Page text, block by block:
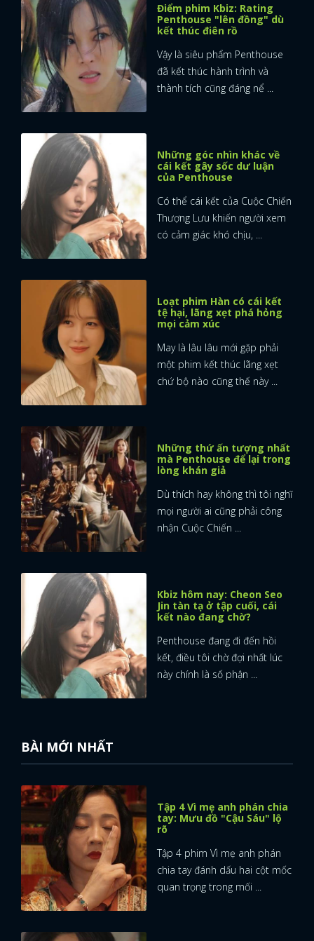
Điểm phim Kbiz: Rating
Penthouse "lên đồng" dù
kết thúc điên rồ
Vậy là siêu phẩm Penthouse
đã kết thúc hành trình và
thành tích cũng đáng nể ...
Những góc nhìn khác về
cái kết gây sốc dư luận
của Penthouse
Có thể cái kết của Cuộc Chiến
Thượng Lưu khiến người xem
có cảm giác khó chịu, ...
Loạt phim Hàn có cái kết
tệ hại, lãng xẹt phá hỏng
mọi cảm xúc
May là lâu lâu mới gặp phải
một phim kết thúc lãng xẹt
chứ bộ nào cũng thế này ...
Những thứ ấn tượng nhất
mà Penthouse để lại trong
lòng khán giả
Dù thích hay không thì tôi nghĩ
mọi người ai cũng phải công
nhận Cuộc Chiến ...
Kbiz hôm nay: Cheon Seo
Jin tàn tạ ở tập cuối, cái
kết nào đang chờ?
Penthouse đang đi đến hồi
kết, điều tôi chờ đợi nhất lúc
này chính là số phận ...
BÀI MỚI NHẤT
Tập 4 Vì mẹ anh phán chia
tay: Mưu đồ "Cậu Sáu" lộ
rõ
Tập 4 phim Vì mẹ anh phán
chia tay đánh dấu hai cột mốc
quan trọng trong mối ...